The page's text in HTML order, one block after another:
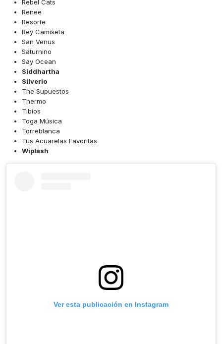
Rebel Cats
Renee
Resorte
Rey Camiseta
San Venus
Saturnino
Say Ocean
Siddhartha
Silverio
The Supuestos
Thermo
Tibios
Toga Música
Torreblanca
Tus Acuarelas Favoritas
Wiplash
Ver esta publicación en Instagram